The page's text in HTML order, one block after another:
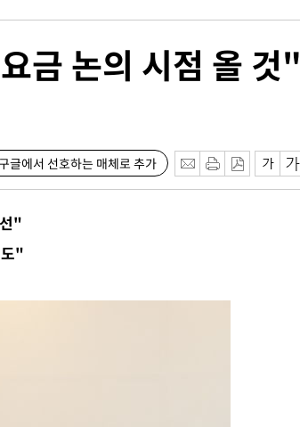
금 논의 시점 올 것"
글에서 선호하는 매체로 추가
"
"